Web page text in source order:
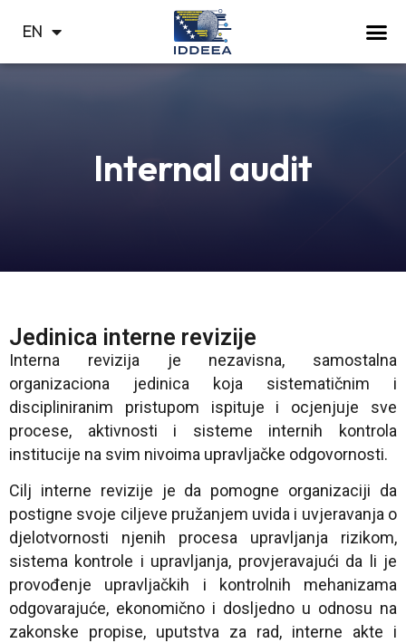
EN
СР
Internal audit
Jedinica interne revizije
Interna revizija je nezavisna, samostalna
organizaciona jedinica koja sistematičnim i
discipliniranim pristupom ispituje i ocjenjuje sve
procese, aktivnosti i sisteme internih kontrola
institucije na svim nivoima upravljačke odgovornosti.
Cilj interne revizije je da pomogne organizaciji da
postigne svoje ciljeve pružanjem uvida i uvjeravanja o
djelotvornosti njenih procesa upravljanja rizikom,
sistema kontrole i upravljanja, provjeravajući da li je
provođenje upravljačkih i kontrolnih mehanizama
odgovarajuće, ekonomično i dosljedno u odnosu na
zakonske propise, uputstva za rad, interne akte i